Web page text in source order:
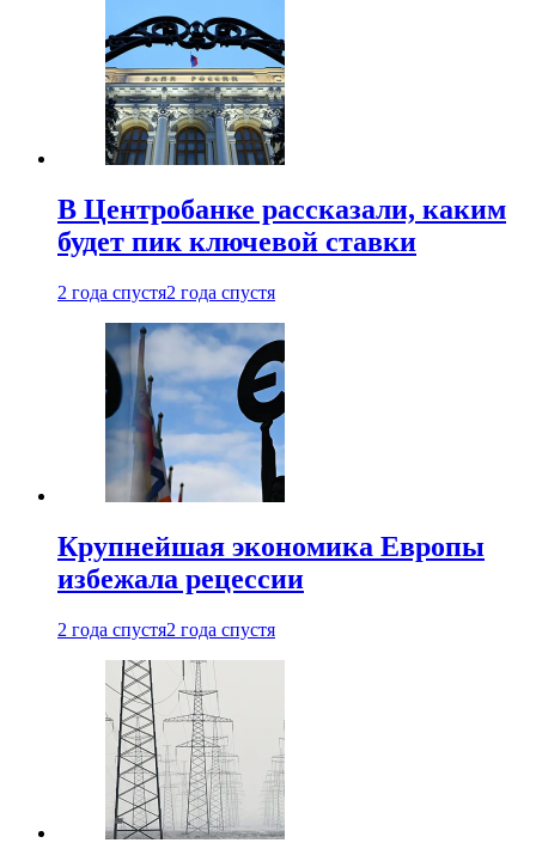
В Центробанке рассказали, каким
будет пик ключевой ставки
2 года спустя2 года спустя
Крупнейшая экономика Европы
избежала рецессии
2 года спустя2 года спустя